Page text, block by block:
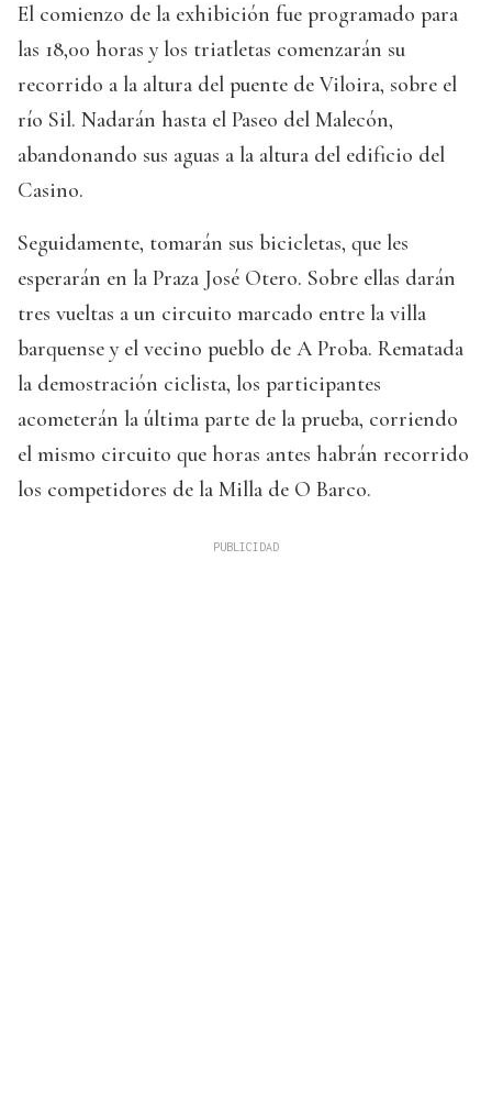
El comienzo de la exhibición fue programado para
las 18,00 horas y los triatletas comenzarán su
recorrido a la altura del puente de Viloira, sobre el
río Sil. Nadarán hasta el Paseo del Malecón,
abandonando sus aguas a la altura del edificio del
Casino.
Seguidamente, tomarán sus bicicletas, que les
esperarán en la Praza José Otero. Sobre ellas darán
tres vueltas a un circuito marcado entre la villa
barquense y el vecino pueblo de A Proba. Rematada
la demostración ciclista, los participantes
acometerán la última parte de la prueba, corriendo
el mismo circuito que horas antes habrán recorrido
los competidores de la Milla de O Barco.